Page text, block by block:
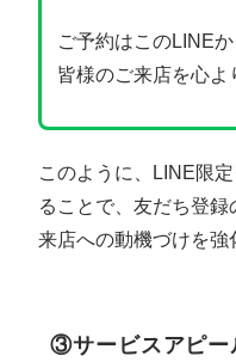
ご予約はこのLINE
皆様のご来店を心よ
このように、LINE限
ることで、友だち登録
来店への動機づけを強
③サービスアピー